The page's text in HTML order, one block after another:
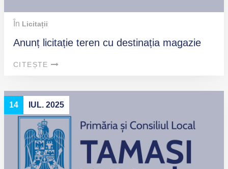
În Licitații
Anunț licitație teren cu destinația magazie
CITEȘTE
14 IUL. 2025